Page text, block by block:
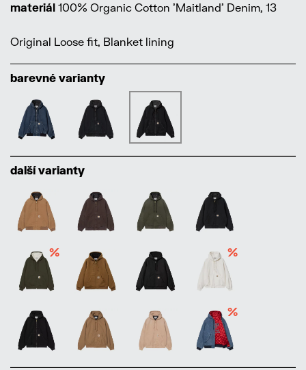
materiál 100% Organic Cotton 'Maitland' Denim, 13
Original Loose fit, Blanket lining
barevné varianty
další varianty
% %
%